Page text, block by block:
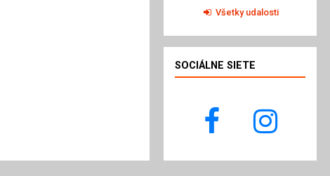
Všetky udalosti
SOCIÁLNE SIETE